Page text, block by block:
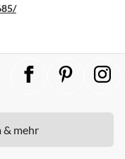
& mehr